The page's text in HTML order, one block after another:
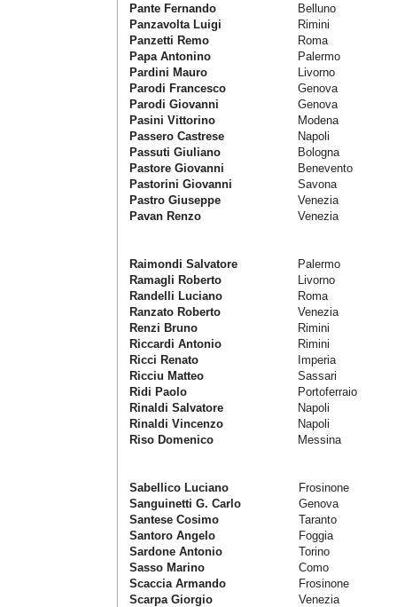
Pante Fernando
Belluno
Panzavolta Luigi
Rimini
Panzetti Remo
Roma
Papa Antonino
Palermo
Pardini Mauro
Livorno
Parodi Francesco
Genova
Parodi Giovanni
Genova
Pasini Vittorino
Modena
Passero Castrese
Napoli
Passuti Giuliano
Bologna
Pastore Giovanni
Benevento
Pastorini Giovanni
Savona
Pastro Giuseppe
Venezia
Pavan Renzo
Venezia
Raimondi Salvatore
Palermo
Ramagli Roberto
Livorno
Randelli Luciano
Roma
Ranzato Roberto
Venezia
Renzi Bruno
Rimini
Riccardi Antonio
Rimini
Ricci Renato
Imperia
Ricciu Matteo
Sassari
Ridi Paolo
Portoferraio
Rinaldi Salvatore
Napoli
Rinaldi Vincenzo
Napoli
Riso Domenico
Messina
Sabellico Luciano
Frosinone
Sanguinetti G. Carlo
Genova
Santese Cosimo
Taranto
Santoro Angelo
Foggia
Sardone Antonio
Torino
Sasso Marino
Como
Scaccia Armando
Frosinone
Scarpa Giorgio
Venezia